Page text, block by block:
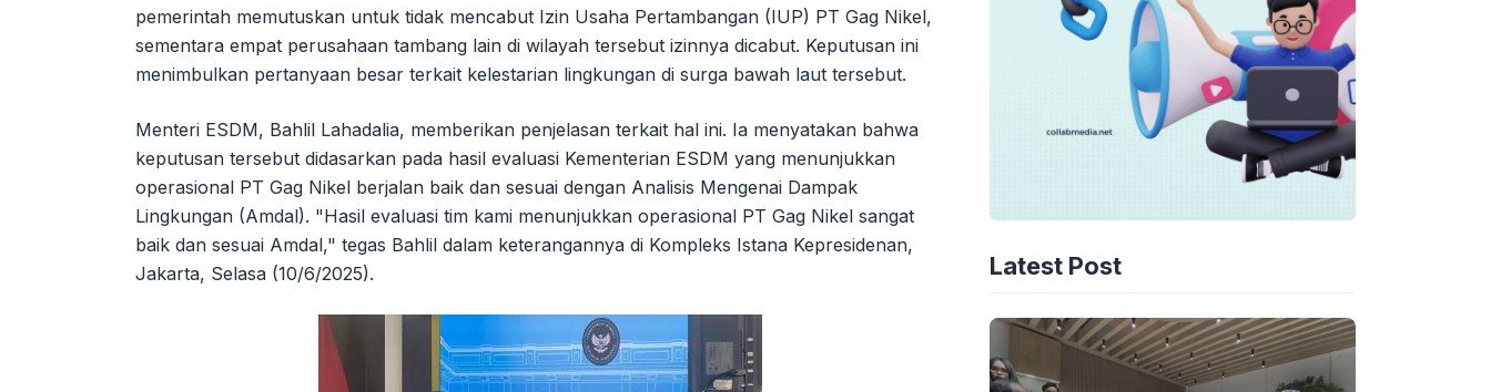
pemerintah memutuskan untuk tidak mencabut Izin Usaha Pertambangan (IUP) PT Gag Nikel,
sementara empat perusahaan tambang lain di wilayah tersebut izinnya dicabut. Keputusan ini
menimbulkan pertanyaan besar terkait kelestarian lingkungan di surga bawah laut tersebut.
Menteri ESDM, Bahlil Lahadalia, memberikan penjelasan terkait hal ini. Ia menyatakan bahwa
keputusan tersebut didasarkan pada hasil evaluasi Kementerian ESDM yang menunjukkan
operasional PT Gag Nikel berjalan baik dan sesuai dengan Analisis Mengenai Dampak
Lingkungan (Amdal). "Hasil evaluasi tim kami menunjukkan operasional PT Gag Nikel sangat
baik dan sesuai Amdal," tegas Bahlil dalam keterangannya di Kompleks Istana Kepresidenan,
Jakarta, Selasa (10/6/2025).
Latest Post